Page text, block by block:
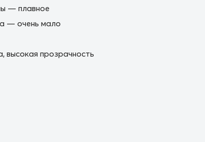
— плавное
— очень мало
высокая прозрачность